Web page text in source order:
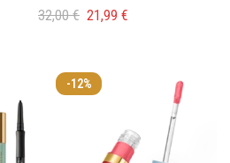
32,00€ 21,99 €
-12%
kaip tvarkome jūsų duomenis
mūsų